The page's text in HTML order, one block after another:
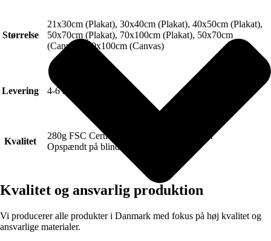
Størrelse
21x30cm (Plakat), 30x40cm (Plakat), 40x50cm (Plakat),
50x70cm (Plakat), 70x100cm (Plakat), 50x70cm
(Canvas), 70x100cm (Canvas)
Levering 4-6 hverdage.
Kvalitet
280g FSC Certificeret Art canvas (Lærred).
Opspændt på blindramme.
Kvalitet og ansvarlig produktion
Vi producerer alle produkter i Danmark med fokus på høj kvalitet og
ansvarlige materialer.